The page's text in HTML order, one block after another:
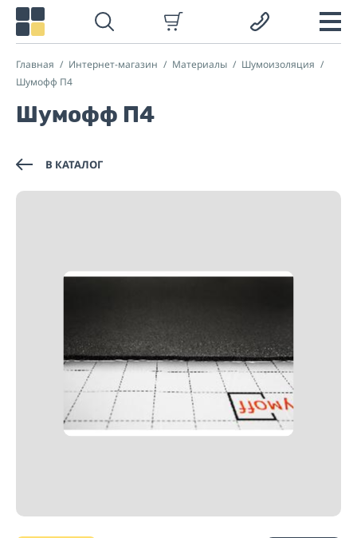
Главная Интернет-магазин Материалы
Шумоизоляция
Шумофф П4
Шумофф П4
В КАТАЛОГ